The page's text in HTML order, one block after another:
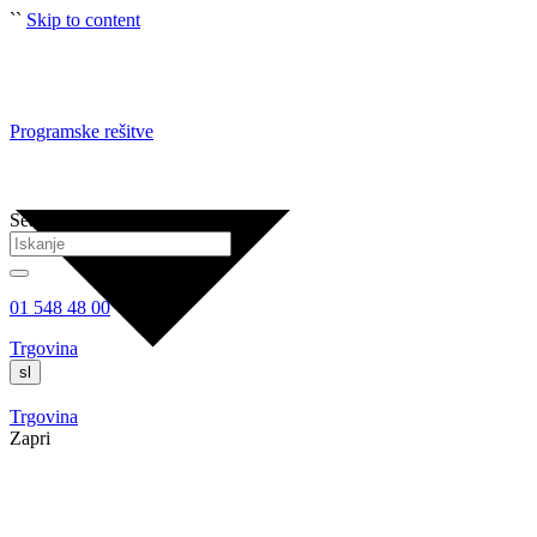
`` Skip to content
Programske rešitve
Search
01 548 48 00
Trgovina
sl
Trgovina
Zapri